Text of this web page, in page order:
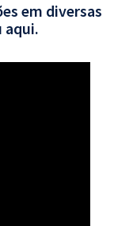
em diversas
aqui.